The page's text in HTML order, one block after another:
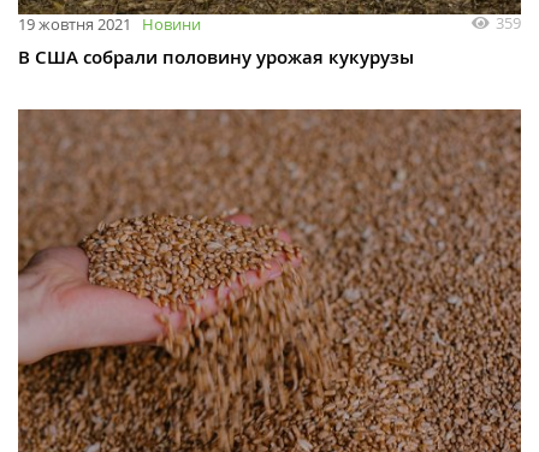
19 жовтня 2021 Новини 359
В США собрали половину урожая кукурузы